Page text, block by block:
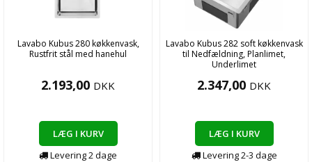
Lavabo Kubus 280 køkkenvask,
Rustfrit stål med hanehul
2.193,00 DKK
LÆG I KURV
Levering2dage
Lavabo Kubus 282 soft køkkenvask
til Nedfældning, Planlimet,
Underlimet
2.347,00 DKK
LÆG I KURV
Levering2-3 dage